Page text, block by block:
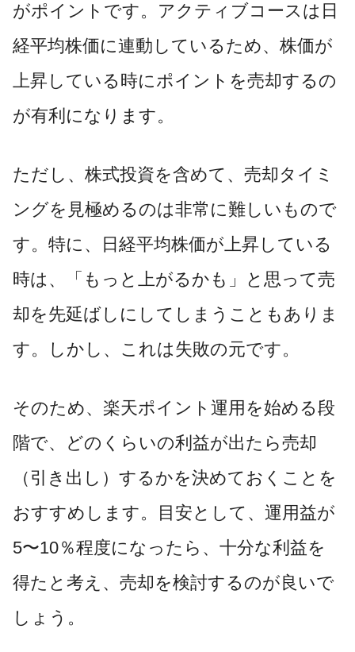
がポイントです。アクティブコースは日
経平均株価に連動しているため、株価が
上昇している時にポイントを売却するの
が有利になります。
ただし、株式投資を含めて、売却タイミ
ングを見極めるのは非常に難しいもので
す。特に、日経平均株価が上昇している
時は、「もっと上がるかも」と思って売
却を先延ばしにしてしまうこともありま
す。しかし、これは失敗の元です。
そのため、楽天ポイント運用を始める段
階で、どのくらいの利益が出たら売却
（引き出し）するかを決めておくことを
おすすめします。目安として、運用益が
5〜10％程度になったら、十分な利益を
得たと考え、売却を検討するのが良いで
しょう。